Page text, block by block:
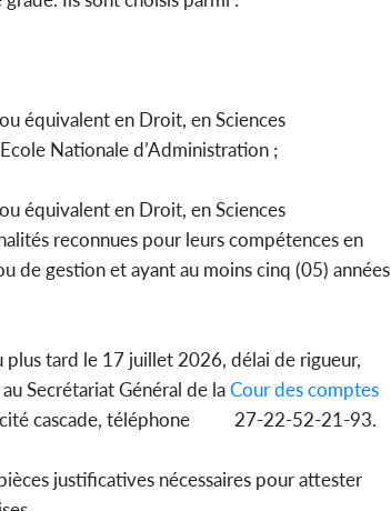
équivalent en Droit, en Sciences
Nationale d’Administration ;
équivalent en Droit, en Sciences
reconnues pour leurs compétences en
de gestion et ayant au moins cinq (05) années
plus tard le 17 juillet 2026, délai de rigueur,
Secrétariat Général de laCour des comptes
cité cascade, téléphone 27-22-52-21-93.
justificatives nécessaires pour attester